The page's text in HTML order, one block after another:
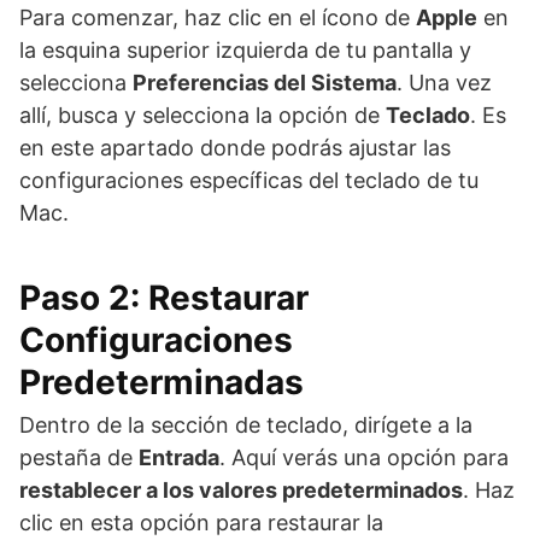
Para comenzar, haz clic en el ícono de Apple en
la esquina superior izquierda de tu pantalla y
selecciona Preferencias del Sistema. Una vez
allí, busca y selecciona la opción de Teclado. Es
en este apartado donde podrás ajustar las
configuraciones específicas del teclado de tu
Mac.
Paso 2: Restaurar
Configuraciones
Predeterminadas
Dentro de la sección de teclado, dirígete a la
pestaña de Entrada. Aquí verás una opción para
restablecer a los valores predeterminados. Haz
clic en esta opción para restaurar la